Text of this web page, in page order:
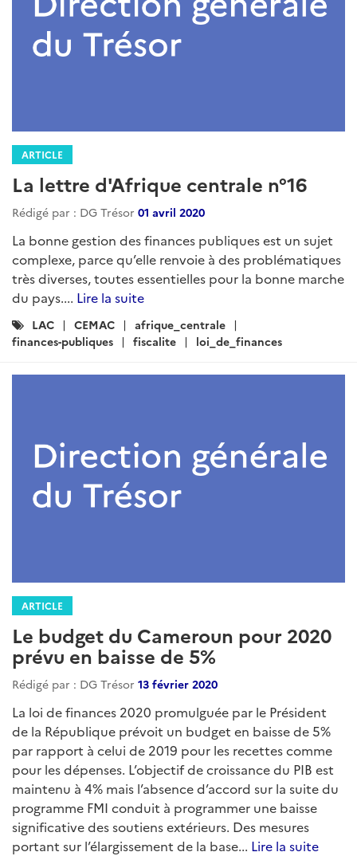
ARTICLE
La lettre d'Afrique centrale n°16
Rédigé par : DG Trésor 01 avril 2020
La bonne gestion des finances publiques est un sujet
complexe, parce qu’elle renvoie à des problématiques
très diverses, toutes essentielles pour la bonne marche
du pays.... Lire la suite
Catégories
:
LAC CEMAC
afrique_centrale
finances-publiques
fiscalite loi_de_finances
ARTICLE
Le budget du Cameroun pour 2020
prévu en baisse de 5%
Rédigé par : DG Trésor 13 février 2020
La loi de finances 2020 promulguée par le Président
de la République prévoit un budget en baisse de 5%
par rapport à celui de 2019 pour les recettes comme
pour les dépenses. L’objectif de croissance du PIB est
maintenu à 4% mais l’absence d’accord sur la suite du
programme FMI conduit à programmer une baisse
significative des soutiens extérieurs. Des mesures
portant sur l’élargissement de la base... Lire la suite